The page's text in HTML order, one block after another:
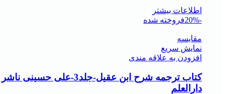
اطلاعات بیشتر
-20%
فروخته شده
مقايسه
نمایش سریع
افزودن به علاقه مندی
کتاب ترجمه شرح ابن عقیل-جلد3-علی حسینی ناشر
دارالعلم